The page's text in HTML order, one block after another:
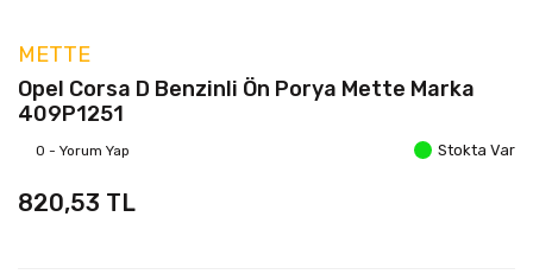
METTE
Opel Corsa D Benzinli Ön Porya Mette Marka
409P1251
0 - Yorum Yap Stokta Var
820,53 TL